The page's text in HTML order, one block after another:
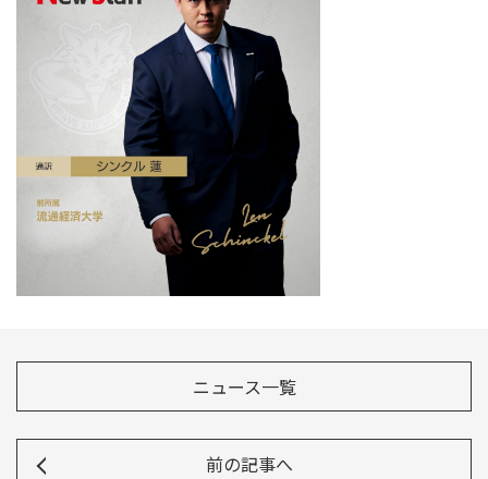
ニュース一覧
前の記事へ